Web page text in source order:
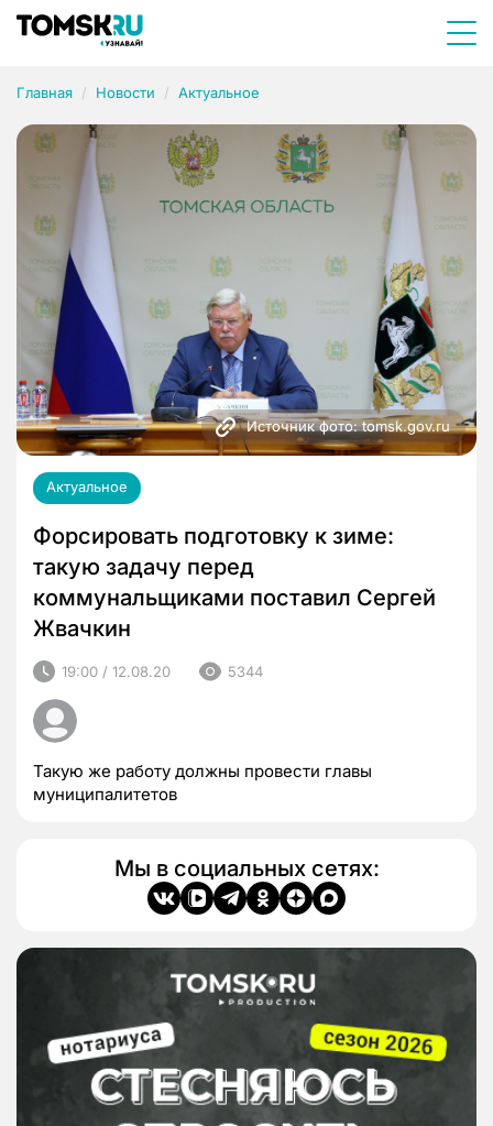
Главная Новости Актуальное
Источник фото: tomsk.gov.ru
Актуальное
Форсировать подготовку к зиме:
такую задачу перед
коммунальщиками поставил Сергей
Жвачкин
19:00 / 12.08.20 5344
Такую же работу должны провести главы
муниципалитетов
Мы в социальных сетях: